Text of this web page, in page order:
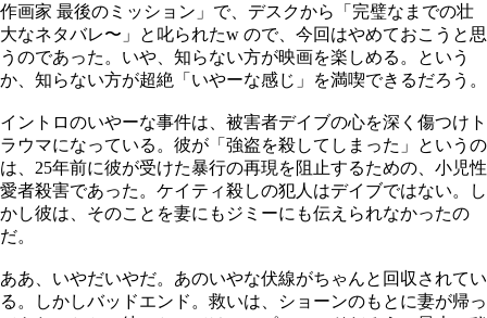
作画家 最後のミッション」で、デスクから「完璧なまでの壮
大なネタバレ〜」と叱られたw ので、今回はやめておこうと思
うのであった。いや、知らない方が映画を楽しめる。という
か、知らない方が超絶「いやーな感じ」を満喫できるだろう。
イントロのいやーな事件は、被害者デイブの心を深く傷つけト
ラウマになっている。彼が「強盗を殺してしまった」というの
は、25年前に彼が受けた暴行の再現を阻止するための、小児性
愛者殺害であった。ケイティ殺しの犯人はデイブではない。し
かし彼は、そのことを妻にもジミーにも伝えられなかったの
だ。
ああ、いやだいやだ。あのいやな伏線がちゃんと回収されてい
る。しかしバッドエンド。救いは、ショーンのもとに妻が帰っ